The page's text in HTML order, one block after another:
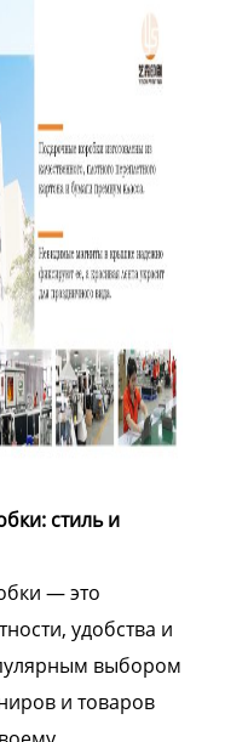
стиль и
— это
удобства и
выбором
и товаров